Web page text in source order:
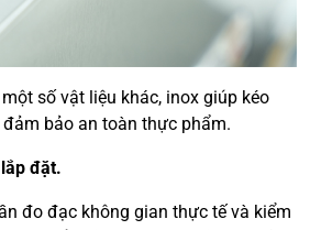
số vật liệu khác, inox giúp kéo
bảo an toàn thực phẩm.
đặt.
đo đạc không gian thực tế và kiểm